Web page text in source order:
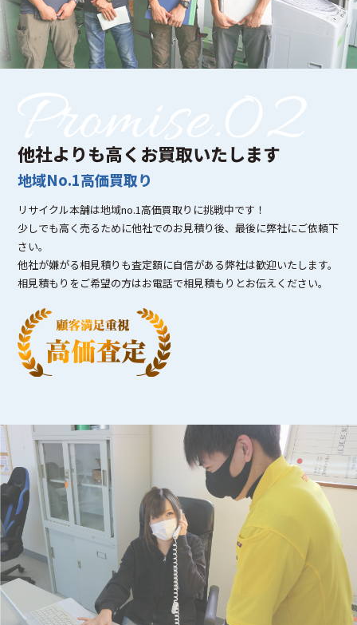
他社よりも高くお買取いたします
地域No.1高価買取り
リサイクル本舗は地域no.1高価買取りに挑戦中です！
少しでも高く売るために他社でのお見積り後、最後に弊社にご依頼下
さい。
他社が嫌がる相見積りも査定額に自信がある弊社は歓迎いたします。
相見積もりをご希望の方はお電話で相見積もりとお伝えください。